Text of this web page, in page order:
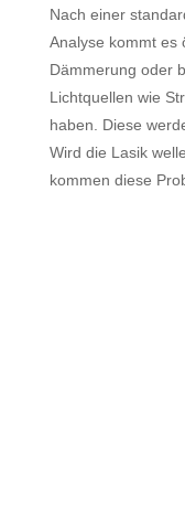
Nach einer
Analyse kommt es
Dämmerung oder
Lichtquellen wie
haben. Diese
Wird die Lasik
kommen diese